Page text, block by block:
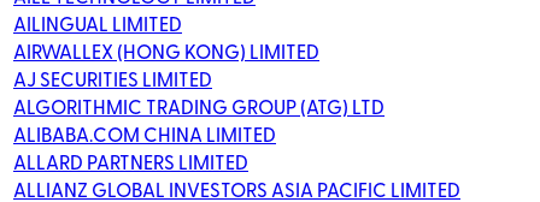
AILINGUAL LIMITED
AIRWALLEX (HONG KONG) LIMITED
AJ SECURITIES LIMITED
ALGORITHMIC TRADING GROUP (ATG) LTD
ALIBABA.COM CHINA LIMITED
ALLARD PARTNERS LIMITED
ALLIANZ GLOBAL INVESTORS ASIA PACIFIC LIMITED